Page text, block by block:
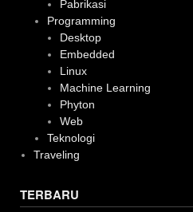
Pabrikasi
Programming
Desktop
Embedded
Linux
Machine Learning
Phyton
Web
Teknologi
Traveling
TERBARU